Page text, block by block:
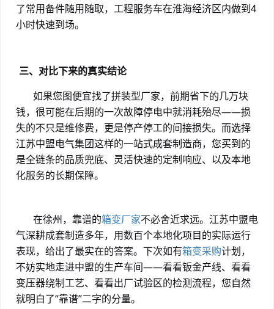
了常用备件随用随取，工程服务车在淮海经济区内做到4
小时快速到场。
三、对比下来的真实结论
如果您图便宜找了拼装型厂家，前期省下的几万块
钱，很可能在后期的一次故障停电中就消耗殆尽——损
失的不只是维修费，更是停产停工的间接损失。而选择
江苏中盟电气集团这样的一站式成套制造商，您买到的
是全链条的品质兜底、灵活快速的定制响应、以及本地
化服务的长期保障。
在徐州，靠谱的箱变厂家不必舍近求远。江苏中盟电
气深耕成套制造多年，用数百个本地化项目的实际运行
表现，给出了最实在的答案。下次如有箱变采购计划，
不妨实地走进中盟的生产车间——看看钣金产线、看看
变压器绕制工艺、看看出厂试验区的检测流程，您自然
就明白了“靠谱”二字的分量。